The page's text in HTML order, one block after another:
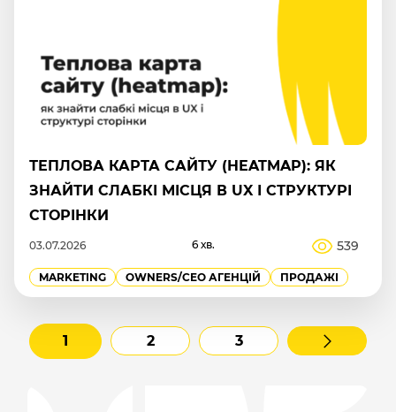
ТЕПЛОВА КАРТА САЙТУ (HEATMAP): ЯК
ЗНАЙТИ СЛАБКІ МІСЦЯ В UX І СТРУКТУРІ
СТОРІНКИ
03.07.2026 6 хв. 539
MARKETING OWNERS/СEO АГЕНЦІЙ ПРОДАЖІ
1 2 3